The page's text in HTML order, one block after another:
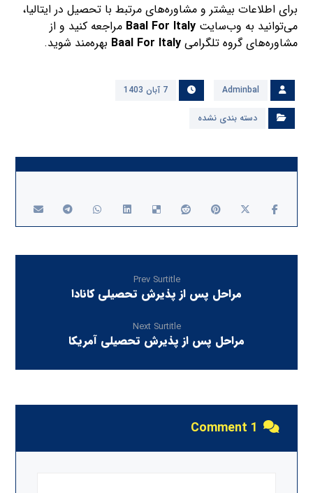
برای اطلاعات بیشتر و مشاوره‌های مرتبط با تحصیل در ایتالیا،
می‌توانید به وب‌سایتBaal For Italy مراجعه کنید و از
مشاوره‌های گروه تلگرامیBaal For Italy بهره‌مند شوید.
Adminbal 7 آبان 1403
دسته بندی نشده
Prev Surtitle
مراحل پس از پذیرش تحصیلی کانادا
Next Surtitle
مراحل پس از پذیرش تحصیلی آمریکا
1 Comment